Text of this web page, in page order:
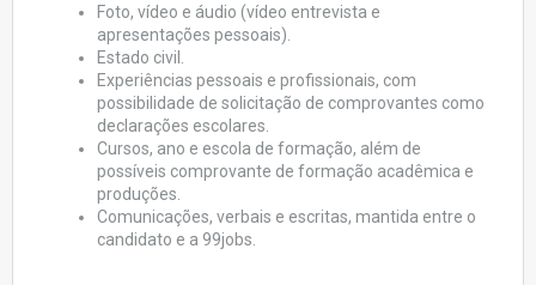
Foto, vídeo e áudio (vídeo entrevista e
apresentações pessoais).
Estado civil.
Experiências pessoais e profissionais, com
possibilidade de solicitação de comprovantes como
declarações escolares.
Cursos, ano e escola de formação, além de
possíveis comprovante de formação acadêmica e
produções.
Comunicações, verbais e escritas, mantida entre o
candidato e a 99jobs.